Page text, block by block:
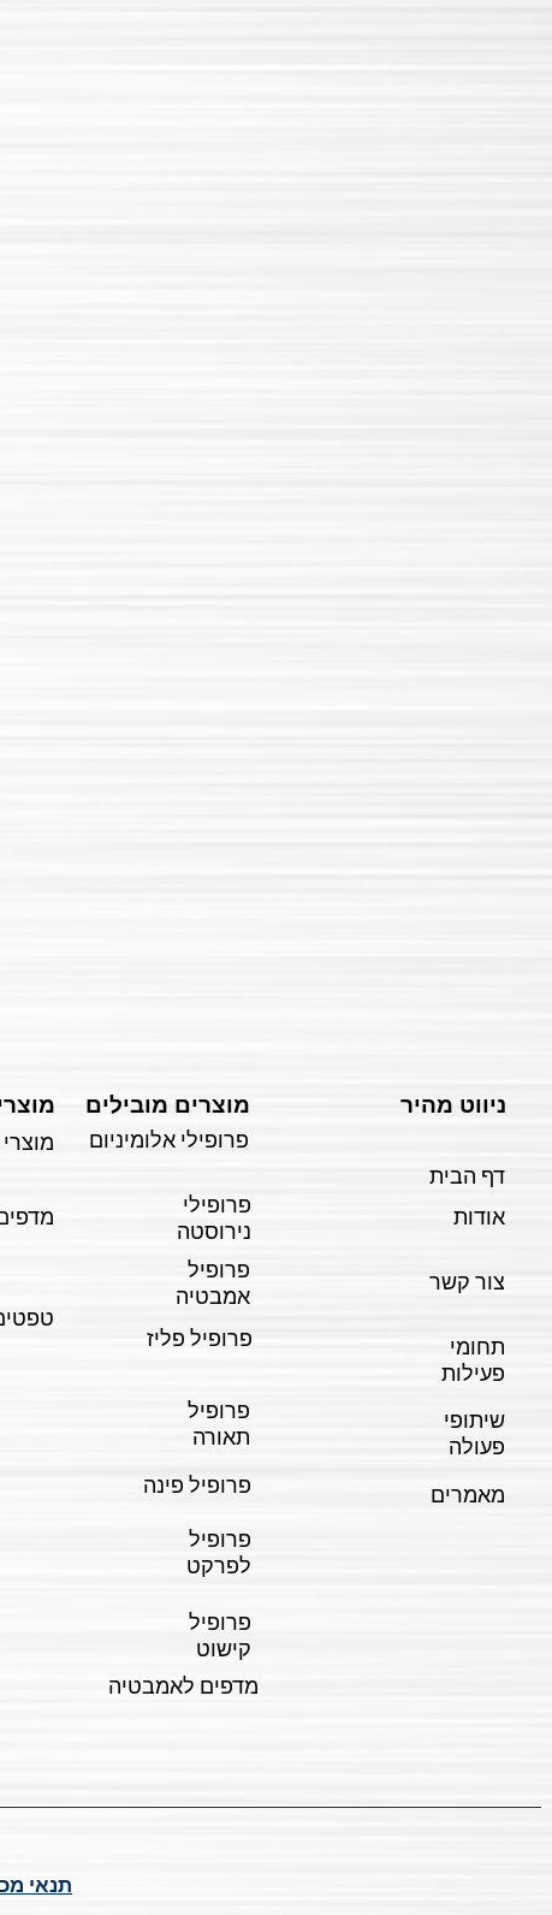
מוצרים מובילים
פרופילי אלומיניום
פרופילי
נירוסטה
פרופיל
אמבטיה
פרופיל פליז
פרופיל
תאורה
פרופיל פינה
פרופיל
לפרקט
פרופיל
קישוט
מדפים לאמבטיה
ניווט מהיר
דף הבית
אודות
צור קשר
תחומי
פעילות
שיתופי
פעולה
מאמרים
תנאי